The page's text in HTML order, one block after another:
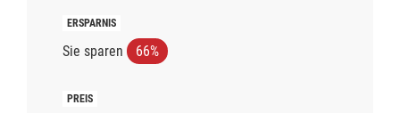
Sie sparen 66%